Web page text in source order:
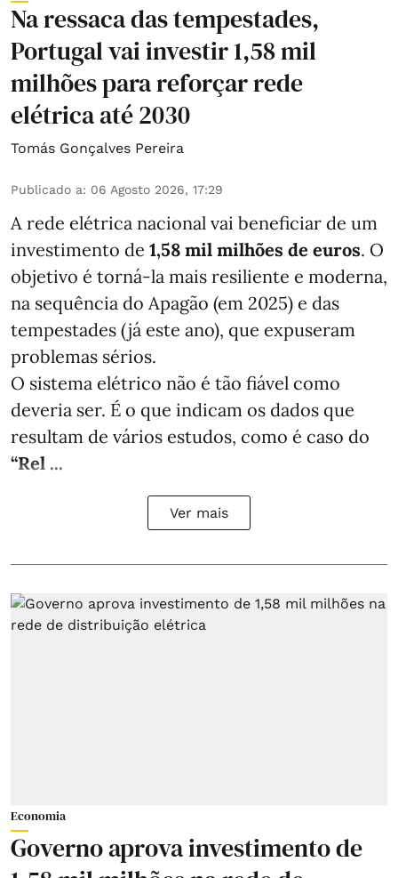
Na ressaca das tempestades,
Portugal vai investir 1,58 mil
milhões para reforçar rede
elétrica até 2030
Tomás Gonçalves Pereira
Publicado a: 06 Agosto 2026, 17:29
A rede elétrica nacional vai beneficiar de um
investimento de 1,58 mil milhões de euros. O
objetivo é torná-la mais resiliente e moderna,
na sequência do Apagão (em 2025) e das
tempestades (já este ano), que expuseram
problemas sérios.
O sistema elétrico não é tão fiável como
deveria ser. É o que indicam os dados que
resultam de vários estudos, como é caso do
“Rel ...
Ver mais
Economia
Governo aprova investimento de